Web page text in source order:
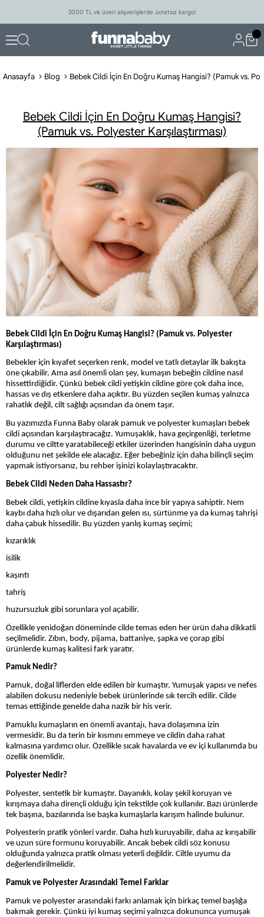
2000 TL ve üzeri alışverişlerde ücretsiz kargo!
Anasayfa Blog
Bebek Cildi İçin En Doğru Kumaş Hangisi?
(Pamuk vs. Polyester Karşılaştırması)
Bebek Cildi İçin En Doğru Kumaş Hangisi? (Pamuk vs. Polyester
Karşılaştırması)
Bebekler için kıyafet seçerken renk, model ve tatlı detaylar ilk bakışta
öne çıkabilir. Ama asıl önemli olan şey, kumaşın bebeğin cildine nasıl
hissettirdiğidir. Çünkü bebek cildi yetişkin cildine göre çok daha ince,
hassas ve dış etkenlere daha açıktır. Bu yüzden seçilen kumaş yalnızca
rahatlık değil, cilt sağlığı açısından da önem taşır.
Bu yazımızda Funna Baby olarak pamuk ve polyester kumaşları bebek
cildi açısından karşılaştıracağız. Yumuşaklık, hava geçirgenliği, terletme
durumu ve ciltte yaratabileceği etkiler üzerinden hangisinin daha uygun
olduğunu net şekilde ele alacağız. Eğer bebeğiniz için daha bilinçli seçim
yapmak istiyorsanız, bu rehber işinizi kolaylaştıracaktır.
Bebek Cildi Neden Daha Hassastır?
Bebek cildi, yetişkin cildine kıyasla daha ince bir yapıya sahiptir. Nem
kaybı daha hızlı olur ve dışarıdan gelen ısı, sürtünme ya da kumaş tahrişi
daha çabuk hissedilir. Bu yüzden yanlış kumaş seçimi;
kızarıklık
isilik
kaşıntı
tahriş
huzursuzluk gibi sorunlara yol açabilir.
Özellikle yenidoğan döneminde cilde temas eden her ürün daha dikkatli
seçilmelidir. Zıbın, body, pijama, battaniye, şapka ve çorap gibi
ürünlerde kumaş kalitesi fark yaratır.
Pamuk Nedir?
Pamuk, doğal liflerden elde edilen bir kumaştır. Yumuşak yapısı ve nefes
alabilen dokusu nedeniyle bebek ürünlerinde sık tercih edilir. Cilde
temas ettiğinde genelde daha nazik bir his verir.
Pamuklu kumaşların en önemli avantajı, hava dolaşımına izin
vermesidir. Bu da terin bir kısmını emmeye ve cildin daha rahat
kalmasına yardımcı olur. Özellikle sıcak havalarda ve ev içi kullanımda bu
özellik önemlidir.
Polyester Nedir?
Polyester, sentetik bir kumaştır. Dayanıklı, kolay şekil koruyan ve
kırışmaya daha dirençli olduğu için tekstilde çok kullanılır. Bazı ürünlerde
tek başına, bazılarında ise başka kumaşlarla karışım halinde bulunur.
Polyesterin pratik yönleri vardır. Daha hızlı kuruyabilir, daha az kırışabilir
ve uzun süre formunu koruyabilir. Ancak bebek cildi söz konusu
olduğunda yalnızca pratik olması yeterli değildir. Ciltle uyumu da
değerlendirilmelidir.
Pamuk ve Polyester Arasındaki Temel Farklar
Pamuk ve polyester arasındaki farkı anlamak için birkaç temel başlığa
bakmak gerekir. Çünkü iyi kumaş seçimi yalnızca dokununca yumuşak